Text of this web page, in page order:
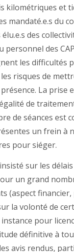
kilométriques et
mandaté.e.s du
des
personnel des
les difficultés
risques de
La prise
de
de séances est
un frein à
pour siéger.
sur les
un grand
(aspect financier,
la volonté de
pour
définitive à
avis rendus,